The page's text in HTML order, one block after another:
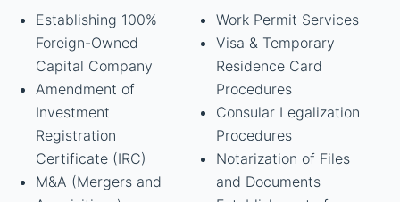
Establishing 100%
Foreign-Owned
Capital Company
Amendment of
Investment
Registration
Certificate (IRC)
M&A (Mergers and
Work Permit Services
Visa & Temporary
Residence Card
Procedures
Consular Legalization
Procedures
Notarization of Files
and Documents